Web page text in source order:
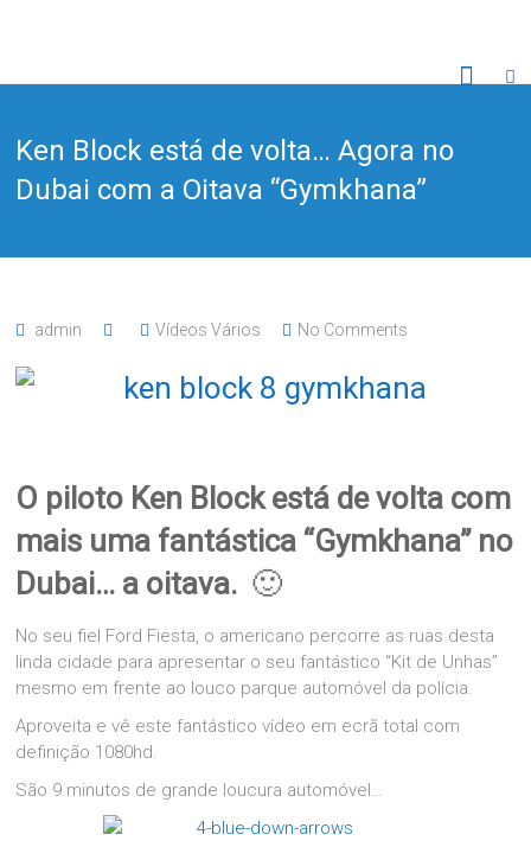
Lda
Faz
"
Ken Block está de volta… Agora no
Dubai com a Oitava “Gymkhana”
admin Vídeos Vários No Comments
O piloto Ken Block está de volta com
mais uma fantástica “Gymkhana” no
Dubai… a oitava. 🙂
No seu fiel Ford Fiesta, o americano percorre as ruas desta
linda cidade para apresentar o seu fantástico “Kit de Unhas”
mesmo em frente ao louco parque automóvel da polícia.
Aproveita e vê este fantástico vídeo em ecrã total com
definição 1080hd.
São 9 minutos de grande loucura automóvel…